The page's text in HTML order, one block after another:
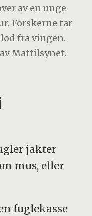
av en unge
Forskerne tar
fra vingen.
Mattilsynet.
jakter
mus, eller
fuglekasse